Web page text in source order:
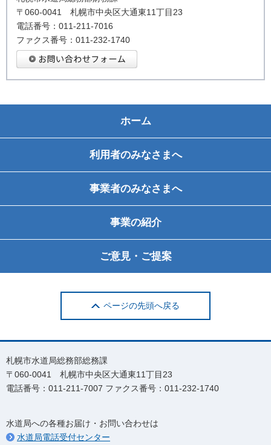
〒060-0041 札幌市中央区大通東11丁目23
電話番号：011-211-7016
ファクス番号：011-232-1740
ホーム
利用者のみなさまへ
事業者のみなさまへ
事業の紹介
ご意見・ご提案
ページの先頭へ戻る
札幌市水道局総務部総務課
〒060-0041 札幌市中央区大通東11丁目23
電話番号：011-211-7007 ファクス番号：011-232-1740
水道局への各種お届け・お問い合わせは
水道局電話受付センター